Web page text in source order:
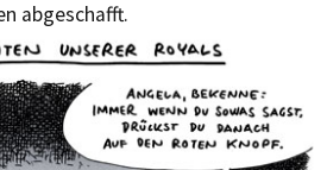
abgeschafft.